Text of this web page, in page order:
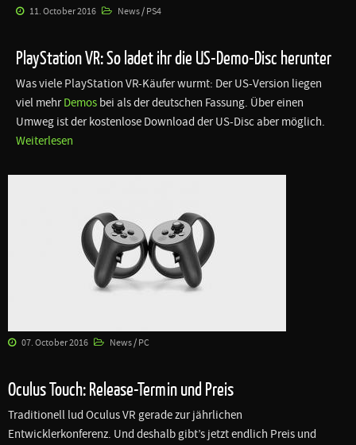
11. October 2016 News / PS4
PlayStation VR: So ladet ihr die US-Demo-Disc herunter
Was viele PlayStation VR-Käufer wurmt: Der US-Version liegen
viel mehrDemos bei als der deutschen Fassung. Über einen
Umweg ist der kostenlose Download der US-Disc aber möglich.
Weiterlesen
07. October 2016 News / PC
Oculus Touch: Release-Termin und Preis
Traditionell lud Oculus VR gerade zur jährlichen
Entwicklerkonferenz. Und deshalb gibt’s jetzt endlich Preis und